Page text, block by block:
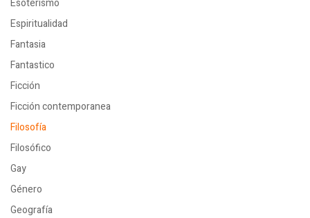
Esoterismo
Espiritualidad
Fantasia
Fantastico
Ficción
Ficción contemporanea
Filosofía
Filosófico
Gay
Género
Geografía